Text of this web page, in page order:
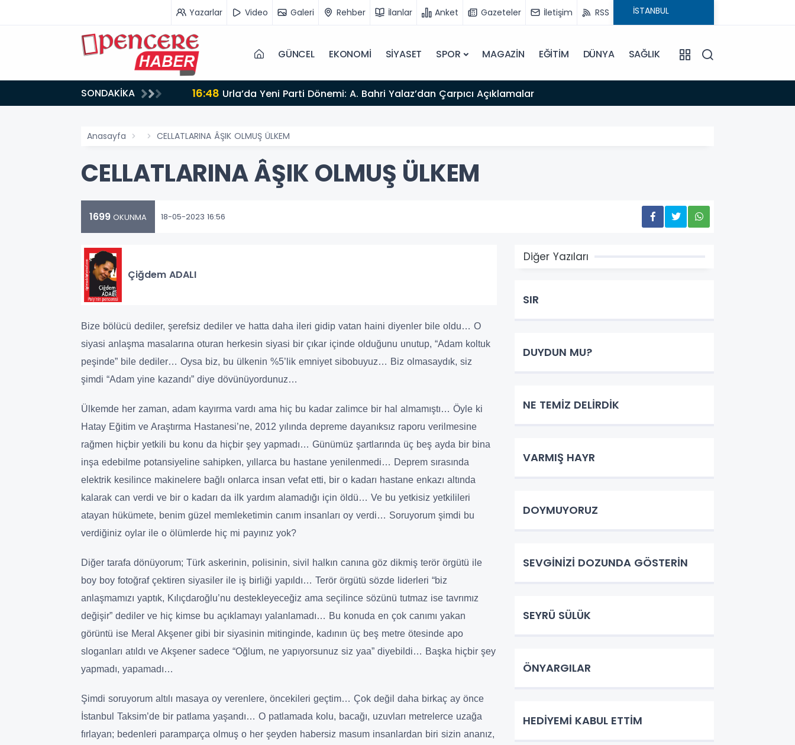
Yazarlar Video Galeri Rehber İlanlar Anket Gazeteler İletişim RSS
GÜNCEL EKONOMİ SİYASET SPOR MAGAZİN EĞİTİM DÜNYA SAĞLIK
SONDAKİKA 16:48 Urla’da Yeni Parti Dönemi: A. Bahri Yalaz’dan Çarpıcı Açıklamalar
Anasayfa CELLATLARINA ÂŞIK OLMUŞ ÜLKEM
CELLATLARINA ÂŞIK OLMUŞ ÜLKEM
1699 OKUNMA 18-05-2023 16:56
Çiğdem ADALI
Bize bölücü dediler, şerefsiz dediler ve hatta daha ileri gidip vatan haini diyenler bile oldu… O
siyasi anlaşma masalarına oturan herkesin siyasi bir çıkar içinde olduğunu unutup, “Adam koltuk
peşinde” bile dediler… Oysa biz, bu ülkenin %5’lik emniyet sibobuyuz… Biz olmasaydık, siz
şimdi “Adam yine kazandı” diye dövünüyordunuz…
Ülkemde her zaman, adam kayırma vardı ama hiç bu kadar zalimce bir hal almamıştı… Öyle ki
Hatay Eğitim ve Araştırma Hastanesi’ne, 2012 yılında depreme dayanıksız raporu verilmesine
rağmen hiçbir yetkili bu konu da hiçbir şey yapmadı… Günümüz şartlarında üç beş ayda bir bina
inşa edebilme potansiyeline sahipken, yıllarca bu hastane yenilenmedi… Deprem sırasında
elektrik kesilince makinelere bağlı onlarca insan vefat etti, bir o kadarı hastane enkazı altında
kalarak can verdi ve bir o kadarı da ilk yardım alamadığı için öldü… Ve bu yetkisiz yetkilileri
atayan hükümete, benim güzel memleketimin canım insanları oy verdi… Soruyorum şimdi bu
verdiğiniz oylar ile o ölümlerde hiç mi payınız yok?
Diğer tarafa dönüyorum; Türk askerinin, polisinin, sivil halkın canına göz dikmiş terör örgütü ile
boy boy fotoğraf çektiren siyasiler ile iş birliği yapıldı… Terör örgütü sözde liderleri “biz
anlaşmamızı yaptık, Kılıçdaroğlu’nu destekleyeceğiz ama seçilince sözünü tutmaz ise tavrımız
değişir” dediler ve hiç kimse bu açıklamayı yalanlamadı… Bu konuda en çok canımı yakan
görüntü ise Meral Akşener gibi bir siyasinin mitinginde, kadının üç beş metre ötesinde apo
sloganları atıldı ve Akşener sadece “Oğlum, ne yapıyorsunuz siz yaa” diyebildi… Başka hiçbir şey
yapmadı, yapamadı…
Şimdi soruyorum altılı masaya oy verenlere, öncekileri geçtim… Çok değil daha birkaç ay önce
İstanbul Taksim’de bir patlama yaşandı… O patlamada kolu, bacağı, uzuvları metrelerce uzağa
fırlayan; bedenleri paramparça olmuş o her şeyden habersiz masum insanlardan biri sizin ananız,
Diğer Yazıları
SIR
DUYDUN MU?
NE TEMİZ DELİRDİK
VARMIŞ HAYR
DOYMUYORUZ
SEVGİNİZİ DOZUNDA GÖSTERİN
SEYRÜ SÜLÜK
ÖNYARGILAR
HEDİYEMİ KABUL ETTİM